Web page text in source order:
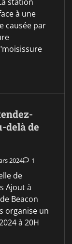
à une
causée par
delà de
2024 1
de
Ajout à
Beacon
organise un
à 20H